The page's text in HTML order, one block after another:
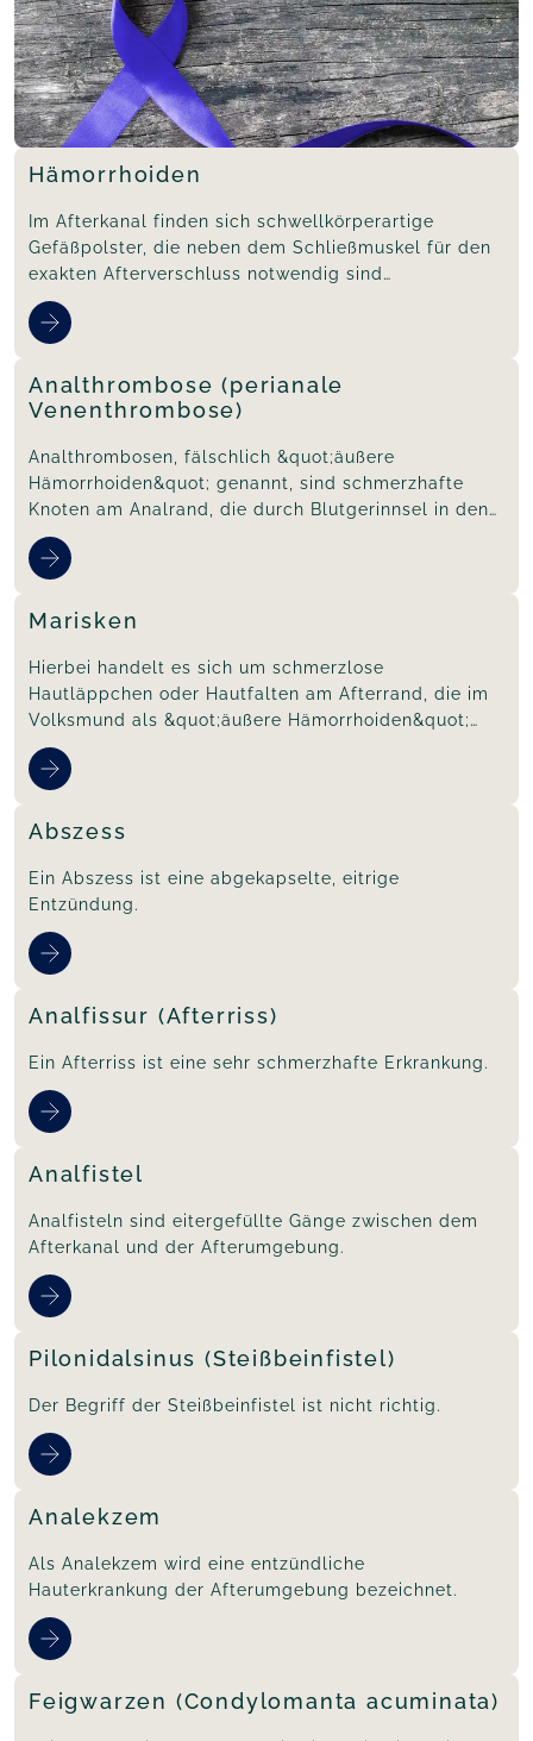
Hämorrhoiden
Im Afterkanal finden sich schwellkörperartige
Gefäßpolster, die neben dem Schließmuskel für den
exakten Afterverschluss notwendig sind
(Feinkontinenz).
Analthrombose (perianale
Venenthrombose)
Analthrombosen, fälschlich &quot;äußere
Hämorrhoiden&quot; genannt, sind schmerzhafte
Knoten am Analrand, die durch Blutgerinnsel in den
Venen am Afterrand entstehen.
Marisken
Hierbei handelt es sich um schmerzlose
Hautläppchen oder Hautfalten am Afterrand, die im
Volksmund als &quot;äußere Hämorrhoiden&quot;
bezeichnet werden.
Abszess
Ein Abszess ist eine abgekapselte, eitrige
Entzündung.
Analfissur (Afterriss)
Ein Afterriss ist eine sehr schmerzhafte Erkrankung.
Analfistel
Analfisteln sind eitergefüllte Gänge zwischen dem
Afterkanal und der Afterumgebung.
Pilonidalsinus (Steißbeinfistel)
Der Begriff der Steißbeinfistel ist nicht richtig.
Analekzem
Als Analekzem wird eine entzündliche
Hauterkrankung der Afterumgebung bezeichnet.
Feigwarzen (Condylomanta acuminata)